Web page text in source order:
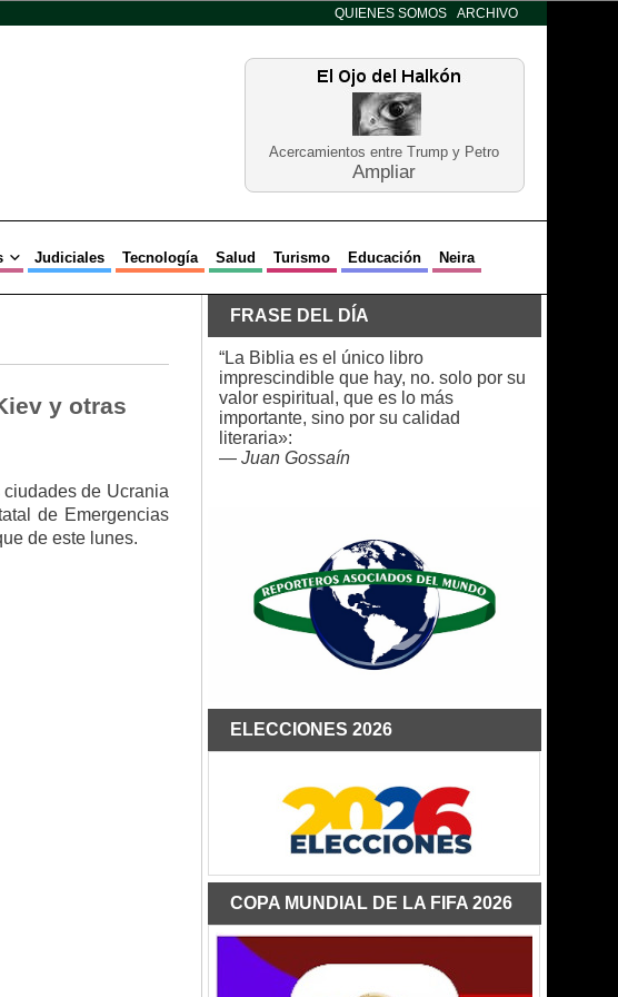
QUIENES SOMOS ARCHIVO
Acercamientos entre Trump y Petro
Ampliar
Judiciales Tecnología Salud Turismo Educación Neira
y otras
de Ucrania
de Emergencias
de este lunes.
FRASE DEL DÍA
“La Biblia es el único libro
imprescindible que hay, no. solo por su
valor espiritual, que es lo más
importante, sino por su calidad
literaria»:
— Juan Gossaín
ELECCIONES 2026
COPA MUNDIAL DE LA FIFA 2026